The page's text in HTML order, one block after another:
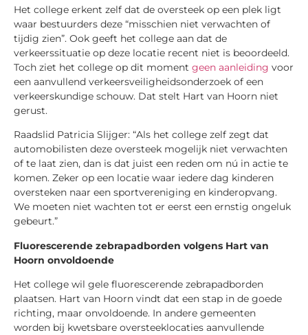
Het college erkent zelf dat de oversteek op een plek ligt
waar bestuurders deze “misschien niet verwachten of
tijdig zien”. Ook geeft het college aan dat de
verkeerssituatie op deze locatie recent niet is beoordeeld.
Toch ziet het college op dit moment geen aanleiding voor
een aanvullend verkeersveiligheidsonderzoek of een
verkeerskundige schouw. Dat stelt Hart van Hoorn niet
gerust.
Raadslid Patricia Slijger: “Als het college zelf zegt dat
automobilisten deze oversteek mogelijk niet verwachten
of te laat zien, dan is dat juist een reden om nú in actie te
komen. Zeker op een locatie waar iedere dag kinderen
oversteken naar een sportvereniging en kinderopvang.
We moeten niet wachten tot er eerst een ernstig ongeluk
gebeurt.”
Fluorescerende zebrapadborden volgens Hart van
Hoorn onvoldoende
Het college wil gele fluorescerende zebrapadborden
plaatsen. Hart van Hoorn vindt dat een stap in de goede
richting, maar onvoldoende. In andere gemeenten
worden bij kwetsbare oversteeklocaties aanvullende